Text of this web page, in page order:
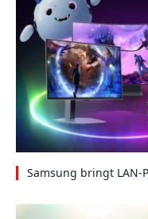
Samsung bringt LAN-